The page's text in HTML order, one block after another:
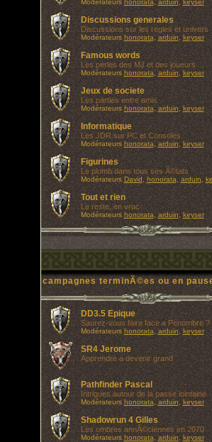
Modérateurs honorata ,arduin ,keyser
Discussions generales
Discussions sur les regles et univers
Modérateurs honorata ,arduin ,keyser
Famous words
Les perles des MJ et des joueurs
Modérateurs honorata ,arduin ,keyser
Jeux de societe
Les parties entre amis
Modérateurs honorata ,arduin ,keyser
Informatique
Les JDR sur PC et Consoles
Modérateurs honorata ,arduin ,keyser
Figurines
Le plomb dans tous ses Ã©tats
Modérateurs David honorata arduin
Tout et rien
Le reste, en vrac
Modérateurs honorata ,arduin ,keyser
campagnes terminÃ©es ou en
DD3.5 Epique
Saurez-vous faire face a Penombre ?
Modérateurs honorata ,arduin ,keyser
SR4 Jerome
Apprendre a devenir grand
Pathfinder Pascal
Intrigues autour de la passe lointaine
Modérateurs honorata ,arduin ,keyser
Shadowrun 4 Gilles
Les ombres annÃ©ciennes en 2070
Modérateurs honorata ,arduin ,keyser